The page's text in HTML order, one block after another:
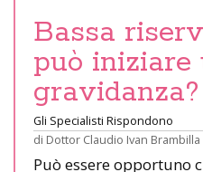
Bassa
può iniziare
gravidanza?
Gli Specialisti Rispondono
di Dottor Claudio Ivan Brambilla
Può essere opportuno